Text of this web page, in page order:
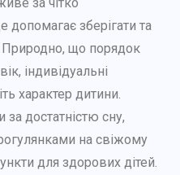
зберігати та
Природно, що порядок
індивідуальні
характер дитини.
достатністю сну,
на свіжому
для здорових дітей.